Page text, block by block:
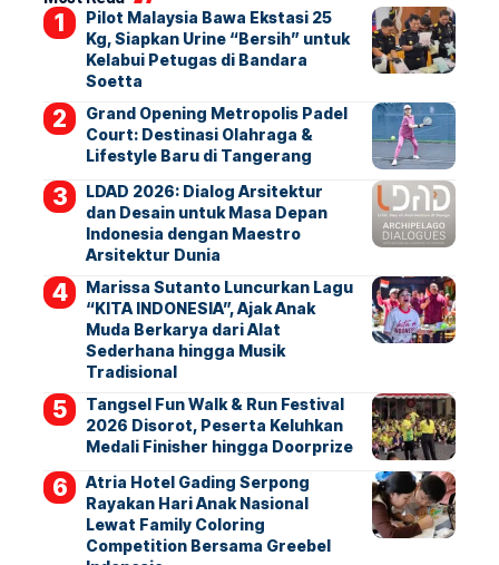
Pilot Malaysia Bawa Ekstasi 25
Kg, Siapkan Urine “Bersih” untuk
Kelabui Petugas di Bandara
Soetta
Grand Opening Metropolis Padel
Court: Destinasi Olahraga &
Lifestyle Baru di Tangerang
LDAD 2026: Dialog Arsitektur
dan Desain untuk Masa Depan
Indonesia dengan Maestro
Arsitektur Dunia
Marissa Sutanto Luncurkan Lagu
“KITA INDONESIA”, Ajak Anak
Muda Berkarya dari Alat
Sederhana hingga Musik
Tradisional
Tangsel Fun Walk & Run Festival
2026 Disorot, Peserta Keluhkan
Medali Finisher hingga Doorprize
Atria Hotel Gading Serpong
Rayakan Hari Anak Nasional
Lewat Family Coloring
Competition Bersama Greebel